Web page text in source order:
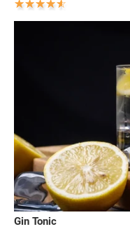
Gin Tonic